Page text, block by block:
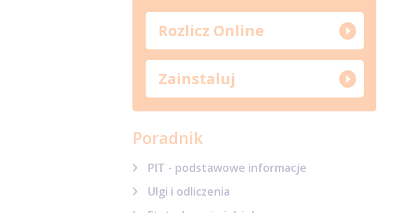
Rozlicz Online
Zainstaluj
Poradnik
PIT - podstawowe informacje
Ulgi i odliczenia